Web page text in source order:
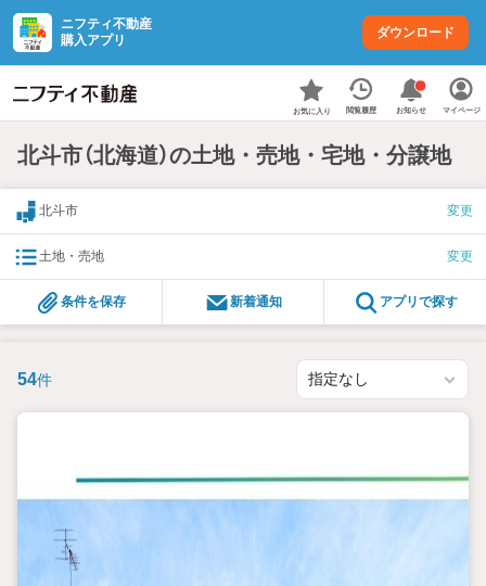
ニフティ不動産
購入アプリ
ダウンロード
お気に入り 閲覧履歴 お知らせ マイページ
北斗市（北海道）の土地・売地・宅地・分譲地
北斗市 変更
土地・売地 変更
条件を保存 新着通知 アプリで探す
54件